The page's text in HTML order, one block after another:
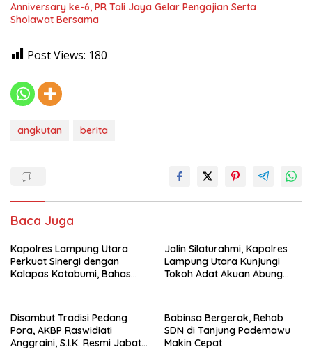
Anniversary ke-6, PR Tali Jaya Gelar Pengajian Serta
Sholawat Bersama
Post Views: 180
angkutan berita
Baca Juga
Kapolres Lampung Utara
Perkuat Sinergi dengan
Kalapas Kotabumi, Bahas
Jalin Silaturahmi, Kapolres
Lampung Utara Kunjungi
Tokoh Adat Akuan Abung
Disambut Tradisi Pedang
Pora, AKBP Raswidiati
Anggraini, S.I.K. Resmi Jabat
Babinsa Bergerak, Rehab
SDN di Tanjung Pademawu
Makin Cepat